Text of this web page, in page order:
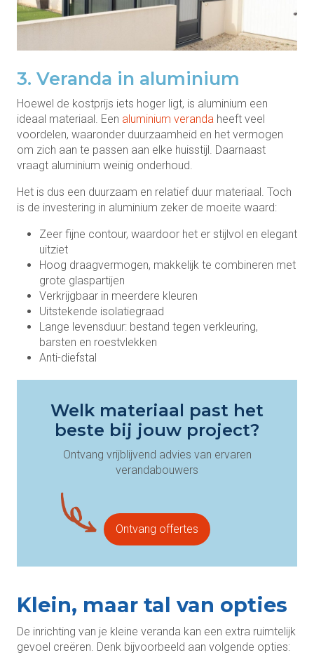
3. Veranda in aluminium
Hoewel de kostprijs iets hoger ligt, is aluminium een ​​
ideaal materiaal. Een aluminium veranda heeft veel
voordelen, waaronder duurzaamheid en het vermogen
om zich aan te passen aan elke huisstijl. Daarnaast
vraagt ​​aluminium weinig onderhoud.
Het is dus een duurzaam en relatief duur materiaal. Toch
is de investering in aluminium zeker de moeite waard:
Zeer fijne contour, waardoor het er stijlvol en elegant
uitziet
Hoog draagvermogen, makkelijk te combineren met
grote glaspartijen
Verkrijgbaar in meerdere kleuren
Uitstekende isolatiegraad
Lange levensduur: bestand tegen verkleuring,
barsten en roestvlekken
Anti-diefstal
Welk materiaal past het
beste bij jouw project?
Ontvang vrijblijvend advies van ervaren
verandabouwers
Ontvang offertes
Klein, maar tal van opties
De inrichting van je kleine veranda kan een extra ruimtelijk
gevoel creëren. Denk bijvoorbeeld aan volgende opties: